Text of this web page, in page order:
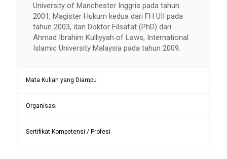
University of Manchester Inggris pada tahun
2001, Magister Hukum kedua dari FH UII pada
tahun 2003, dan Doktor Filsafat (PhD) dari
Ahmad Ibrahim Kulliyyah of Laws, International
Islamic University Malaysia pada tahun 2009.
Mata Kuliah yang Diampu
Organisasi
Sertifikat Kompetensi / Profesi